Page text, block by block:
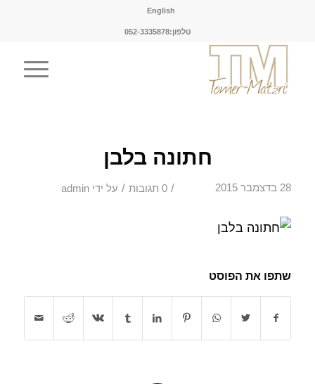
English
טלפון:052-3335878
חתונה בלבן
28 בדצמבר 2015 / 0 תגובות / על ידי admin
שתפו את הפוסט